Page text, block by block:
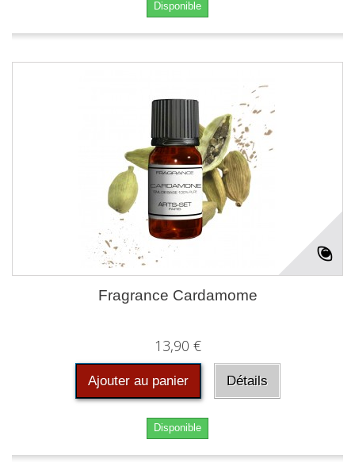
Disponible
Fragrance Cardamome
13,90 €
Ajouter au panier Détails
Disponible